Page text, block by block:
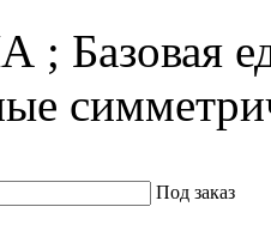
Базовая
Под заказ